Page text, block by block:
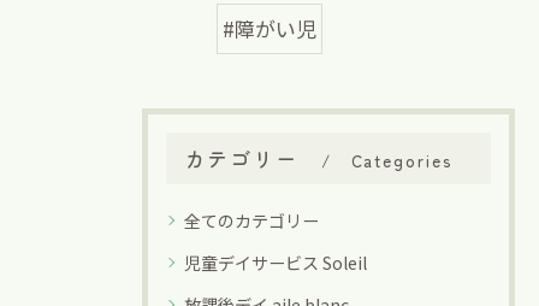
#障がい児
カテゴリー Categories
全てのカテゴリー
児童デイサービス Soleil